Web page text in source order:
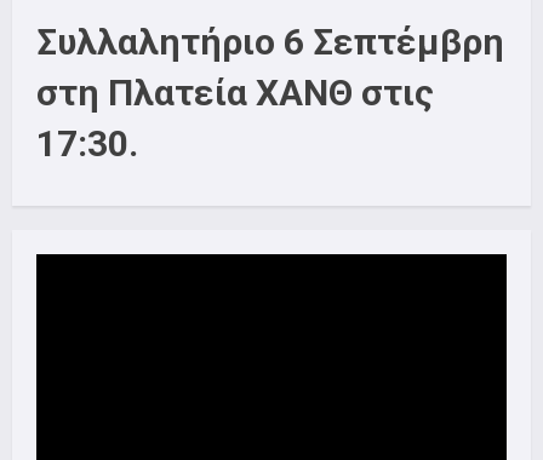
Συλλαλητήριο 6 Σεπτέμβρη
στη Πλατεία ΧΑΝΘ στις
17:30.